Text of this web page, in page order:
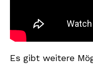
Es gibt weitere